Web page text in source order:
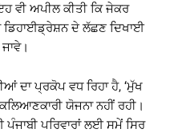
ਵੀ ਅਪੀਲ ਕੀਤੀ ਕਿ ਜੇਕਰ
ਡਿਹਾਈਡ੍ਰੇਸ਼ਨ ਦੇ ਲੱਛਣ ਦਿਖਾਈ
ਦਾ ਪ੍ਰਕੋਪ ਵਧ ਰਿਹਾ ਹੈ, ‘ਮੁੱਖ
ਯੋਜਨਾ ਨਹੀਂ ਰਹੀ।
ਪਰਿਵਾਰਾਂ ਲਈ ਸਮੇਂ ਸਿਰ